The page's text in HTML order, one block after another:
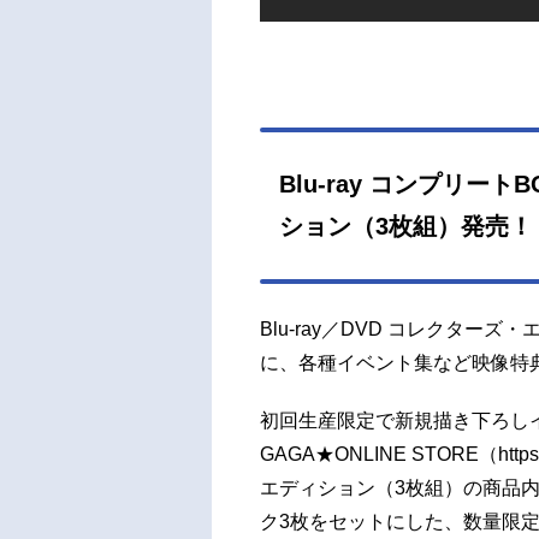
Blu-ray コンプリート
ション（3枚組）発売！
Blu-ray／DVD コレクターズ・
に、各種イベント集など映像
初回生産限定で新規描き下ろし
GAGA★ONLINE STORE（
エディション（3枚組）の商品
ク3枚をセットにした、数量限